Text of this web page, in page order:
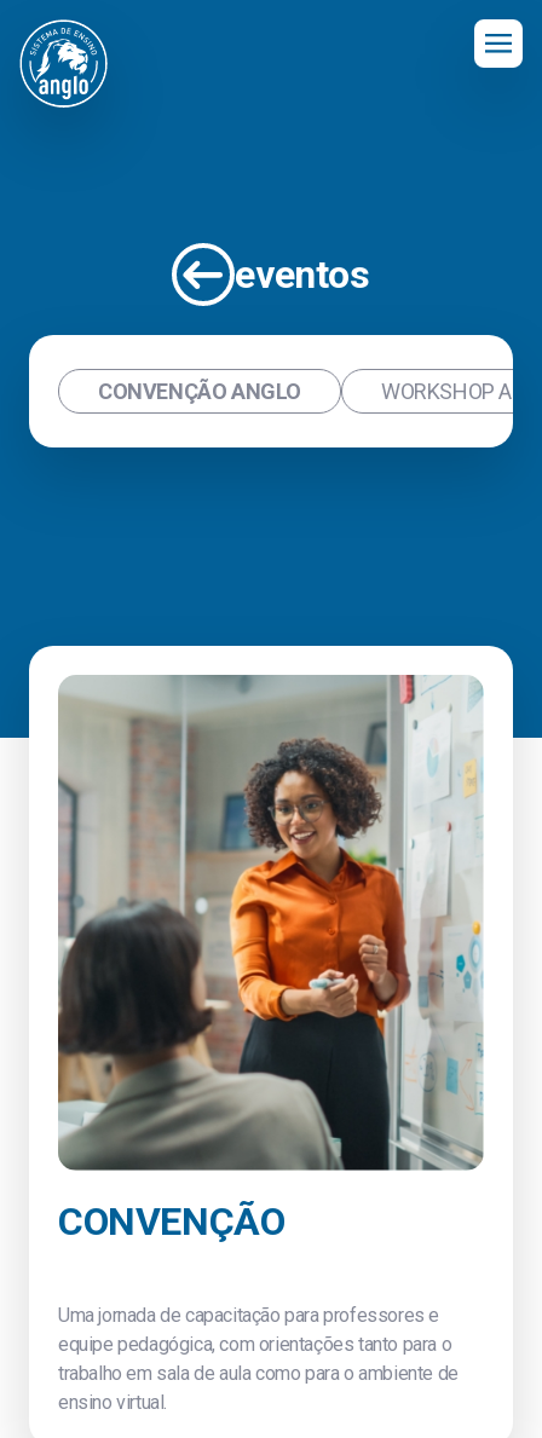
eventos
CONVENÇÃO ANGLO WORKSHOP
CONVENÇÃO
Uma jornada de capacitação para professores e
equipe pedagógica, com orientações tanto para o
trabalho em sala de aula como para o ambiente de
ensino virtual.